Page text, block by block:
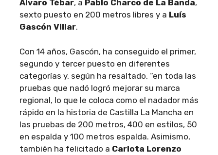
Álvaro Tébar, a Pablo Charco de La Banda,
sexto puesto en 200 metros libres y a Luís
Gascón Villar.
Con 14 años, Gascón, ha conseguido el primer,
segundo y tercer puesto en diferentes
categorías y, según ha resaltado, “en toda las
pruebas que nadó logró mejorar su marca
regional, lo que le coloca como el nadador más
rápido en la historia de Castilla La Mancha en
las pruebas de 200 metros, 400 en estilos, 50
en espalda y 100 metros espalda. Asimismo,
también ha felicitado a Carlota Lorenzo